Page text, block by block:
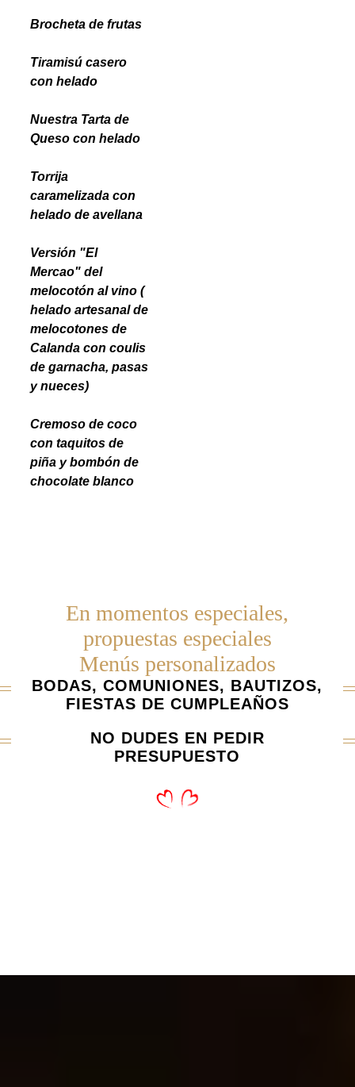
Brocheta de frutas
Tiramisú casero
con helado
Nuestra Tarta de
Queso con helado
Torrija
caramelizada con
helado de avellana
Versión "El
Mercao" del
melocotón al vino (
helado artesanal de
melocotones de
Calanda con coulis
de garnacha, pasas
y nueces)
Cremoso de coco
con taquitos de
piña y bombón de
chocolate blanco
En momentos especiales,
propuestas especiales
Menús personalizados
BODAS, COMUNIONES, BAUTIZOS,
FIESTAS DE CUMPLEAÑOS
NO DUDES EN PEDIR
PRESUPUESTO